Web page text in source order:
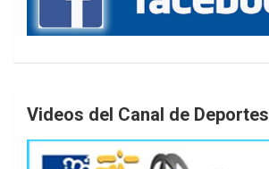
Videos del Canal de Deportes